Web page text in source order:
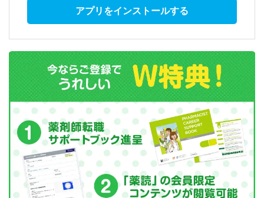
アプリをインストールする